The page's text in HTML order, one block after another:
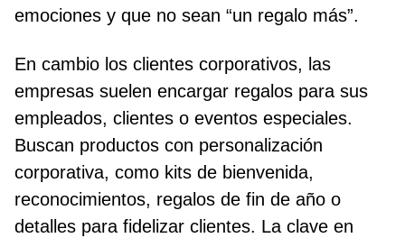
emociones y que no sean “un regalo más”.
En cambio los clientes corporativos, las
empresas suelen encargar regalos para sus
empleados, clientes o eventos especiales.
Buscan productos con personalización
corporativa, como kits de bienvenida,
reconocimientos, regalos de fin de año o
detalles para fidelizar clientes. La clave en